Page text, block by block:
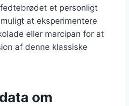
et personligt
at eksperimentere
eller marcipan for at
af denne klassiske
om